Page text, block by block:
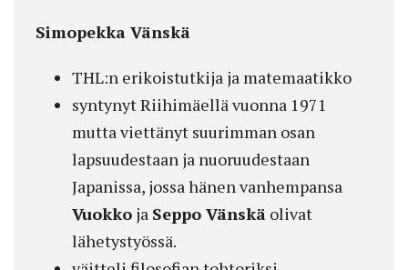
Simopekka Vänskä
THL:n erikoistutkija ja matemaatikko
syntynyt Riihimäellä vuonna 1971
mutta viettänyt suurimman osan
lapsuudestaan ja nuoruudestaan
Japanissa, jossa hänen vanhempansa
Vuokko ja Seppo Vänskä olivat
lähetystyössä.